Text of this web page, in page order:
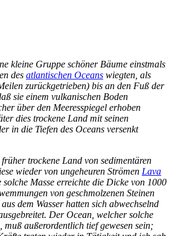
kleine Gruppe schöner Bäume einstmals
des atlantischen Oceans wiegten, als
zurückgetrieben) bis an den Fuß der
sie einem vulkanischen Boden
über den Meeresspiegel erhoben
dies trockene Land mit seinen
in die Tiefen des Oceans versenkt
trockene Land von sedimentären
wieder von ungeheuren Strömen Lava
solche Masse erreichte die Dicke von 1000
von geschmolzenen Steinen
dem Wasser hatten sich abwechselnd
Der Ocean, welcher solche
muß außerordentlich tief gewesen sein;